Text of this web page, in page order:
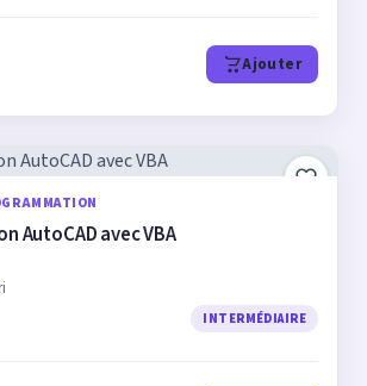
Ajouter
AutoCAD avec VBA
INTERMÉDIAIRE